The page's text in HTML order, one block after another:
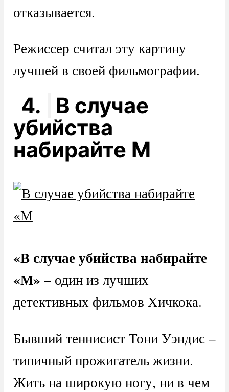
отказывается.
Режиссер считал эту картину
лучшей в своей фильмографии.
4.
В случае
убийства
набирайте М
«В случае убийства набирайте
«М» – один из лучших
детективных фильмов Хичкока.
Бывший теннисист Тони Уэндис –
типичный прожигатель жизни.
Жить на широкую ногу, ни в чем